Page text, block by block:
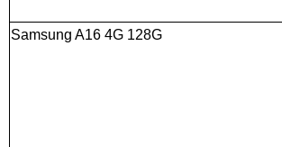
Samsung A16 4G 128G